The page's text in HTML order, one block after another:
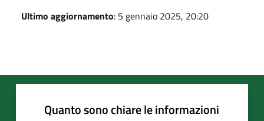
Ultimo aggiornamento: 5 gennaio 2025, 20:20
Quanto sono chiare le informazioni